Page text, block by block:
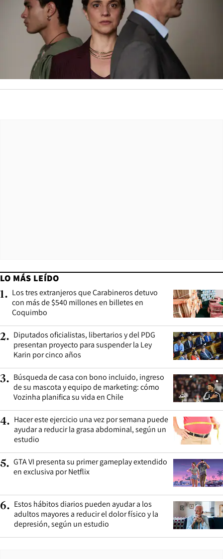
LO MÁS LEÍDO
1. Los tres extranjeros que Carabineros detuvo
con más de $540 millones en billetes en
Coquimbo
2. Diputados oficialistas, libertarios y del PDG
presentan proyecto para suspender la Ley
Karin por cinco años
3. Búsqueda de casa con bono incluido, ingreso
de su mascota y equipo de marketing: cómo
Vozinha planifica su vida en Chile
4. Hacer este ejercicio una vez por semana puede
ayudar a reducir la grasa abdominal, según un
estudio
5. GTA VI presenta su primer gameplay extendido
en exclusiva por Netflix
6. Estos hábitos diarios pueden ayudar a los
adultos mayores a reducir el dolor físico y la
depresión, según un estudio